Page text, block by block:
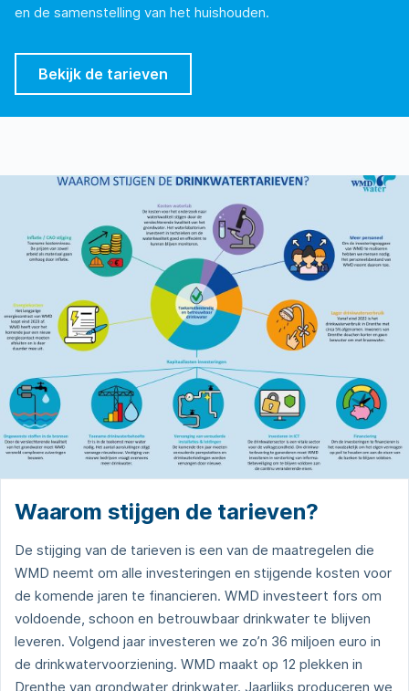
en de samenstelling van het huishouden.
Bekijk de tarieven
Waarom stijgen de tarieven?
De stijging van de tarieven is een van de maatregelen die
WMD neemt om alle investeringen en stijgende kosten voor
de komende jaren te financieren. WMD investeert fors om
voldoende, schoon en betrouwbaar drinkwater te blijven
leveren. Volgend jaar investeren we zo’n 36 miljoen euro in
de drinkwatervoorziening. WMD maakt op 12 plekken in
Drenthe van grondwater drinkwater. Jaarlijks produceren we